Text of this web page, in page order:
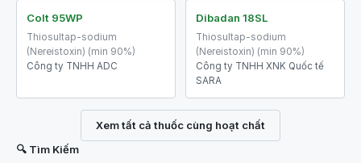
Colt 95WP
Thiosultap-sodium
(Nereistoxin) (min 90%)
Công ty TNHH ADC
Dibadan 18SL
Thiosultap-sodium
(Nereistoxin) (min 90%)
Công ty TNHH XNK Quốc tế
SARA
Xem tất cả thuốc cùng hoạt chất
🔍 Tìm Kiếm